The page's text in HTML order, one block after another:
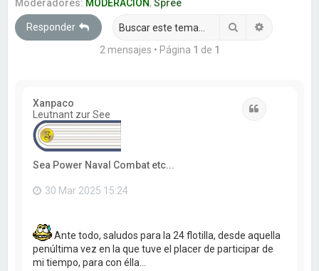
Moderadores: MODERACION,Spree
Responder Buscar
2 mensajes • Página 1 de 1
Xanpaco
Leutnant zur See
Sea Power Naval Combat etc...
30 Mar 2025 15:24
Ante todo, saludos para la 24 flotilla, desde aquella
penúltima vez en la que tuve el placer de participar de
mi tiempo, para con élla...